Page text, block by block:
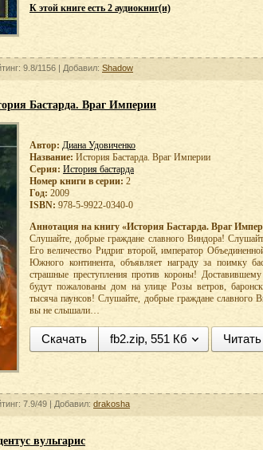
К этой книге есть 2 аудиокниг(и)
9.8/1156 | Добавил: Shadow
Бастарда. Враг Империи
Автор: Диана Удовиченко
Название: История Бастарда. Враг Империи
Серия: История бастарда
Номер книги в серии: 2
Год: 2009
ISBN: 978-5-9922-0340-0
Аннотация на книгу «История Бастарда. Враг
Слушайте, добрые граждане славного Виндора!
Его величество Ридриг второй, император
Южного континента, объявляет награду за поимку
страшные преступления против короны!
будут пожалованы дом на улице Розы ветров,
тысяча паунсов! Слушайте, добрые граждане славного
вы не слышали…
Скачать fb2.zip, 551 Кб
7.9/49 | Добавил: drakosha
вульгарис